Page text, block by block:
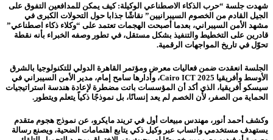
شهدت جلسة “حرب الذكاء الاصطناعي الوكيلة: كيف يمكن للمدافعين التفوق على
الجيل القادم من الخصوم السيبرانيين” نقاشًا جذابا حول التحولات الكبرى في
مشهد الأمن السيبراني، بعدما أصبحت الهجمات تعتمد على “وكلاء ذكاء اصطناعي”
قادرين على التخطيط والتنفيذ بشكل مستقل، في تطور وصفه الخبراء بأنه نقطة
تحوّل في تاريخ المواجهات الرقمية.
الجلسة انعقدت ضمن فعاليات معرض ومؤتمر القاهرة الدولي للتكنولوجيا بالشرق
الأوسط وأفريقيا Cairo ICT 2025، وأدارها سامح إمام، مدير الأمن السيبراني في
سيسكو أفريقيا، الذي أكد أن المؤسسات باتت مضطرة لإعادة هندسة استراتيجيات
الحماية من الصفر، لأن الخصم لم يعد إنسانًا، بل نموذجًا ذكياً يتعلم ويتطور.
وكشف أحمد أنور، مهندس مبيعات أول في تريند مايكرو، عن نموذج هجوم متقدم
يستهدف مستخدمي واتساب عبر وكيل ذكي يتابع اهتمامات الضحية، ويصنع رسالة